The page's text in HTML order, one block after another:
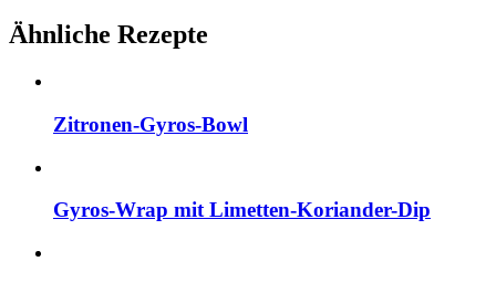
Ähnliche Rezepte
Zitronen-Gyros-Bowl
Gyros-Wrap mit Limetten-Koriander-Dip